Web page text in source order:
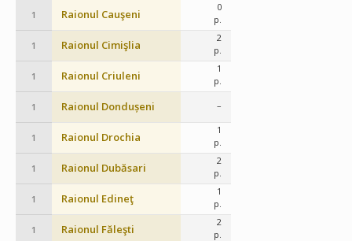
1 Raionul Cauşeni
0
p.
1 Raionul Cimişlia
2
p.
1 Raionul Criuleni
1
p.
1 Raionul Dondușeni –
1 Raionul Drochia
1
p.
1 Raionul Dubăsari
2
p.
1 Raionul Edineţ
1
p.
1 Raionul Făleşti
2
p.